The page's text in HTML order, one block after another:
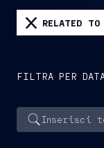
RELATED TO
FILTRA PER